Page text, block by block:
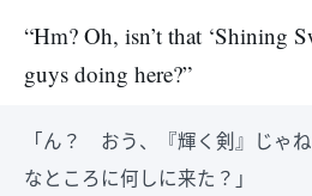
“Hm? Oh, isn’t that ‘Shining
guys doing here?”
「ん？ おう、『輝く剣』じゃ
なところに何しに来た？」